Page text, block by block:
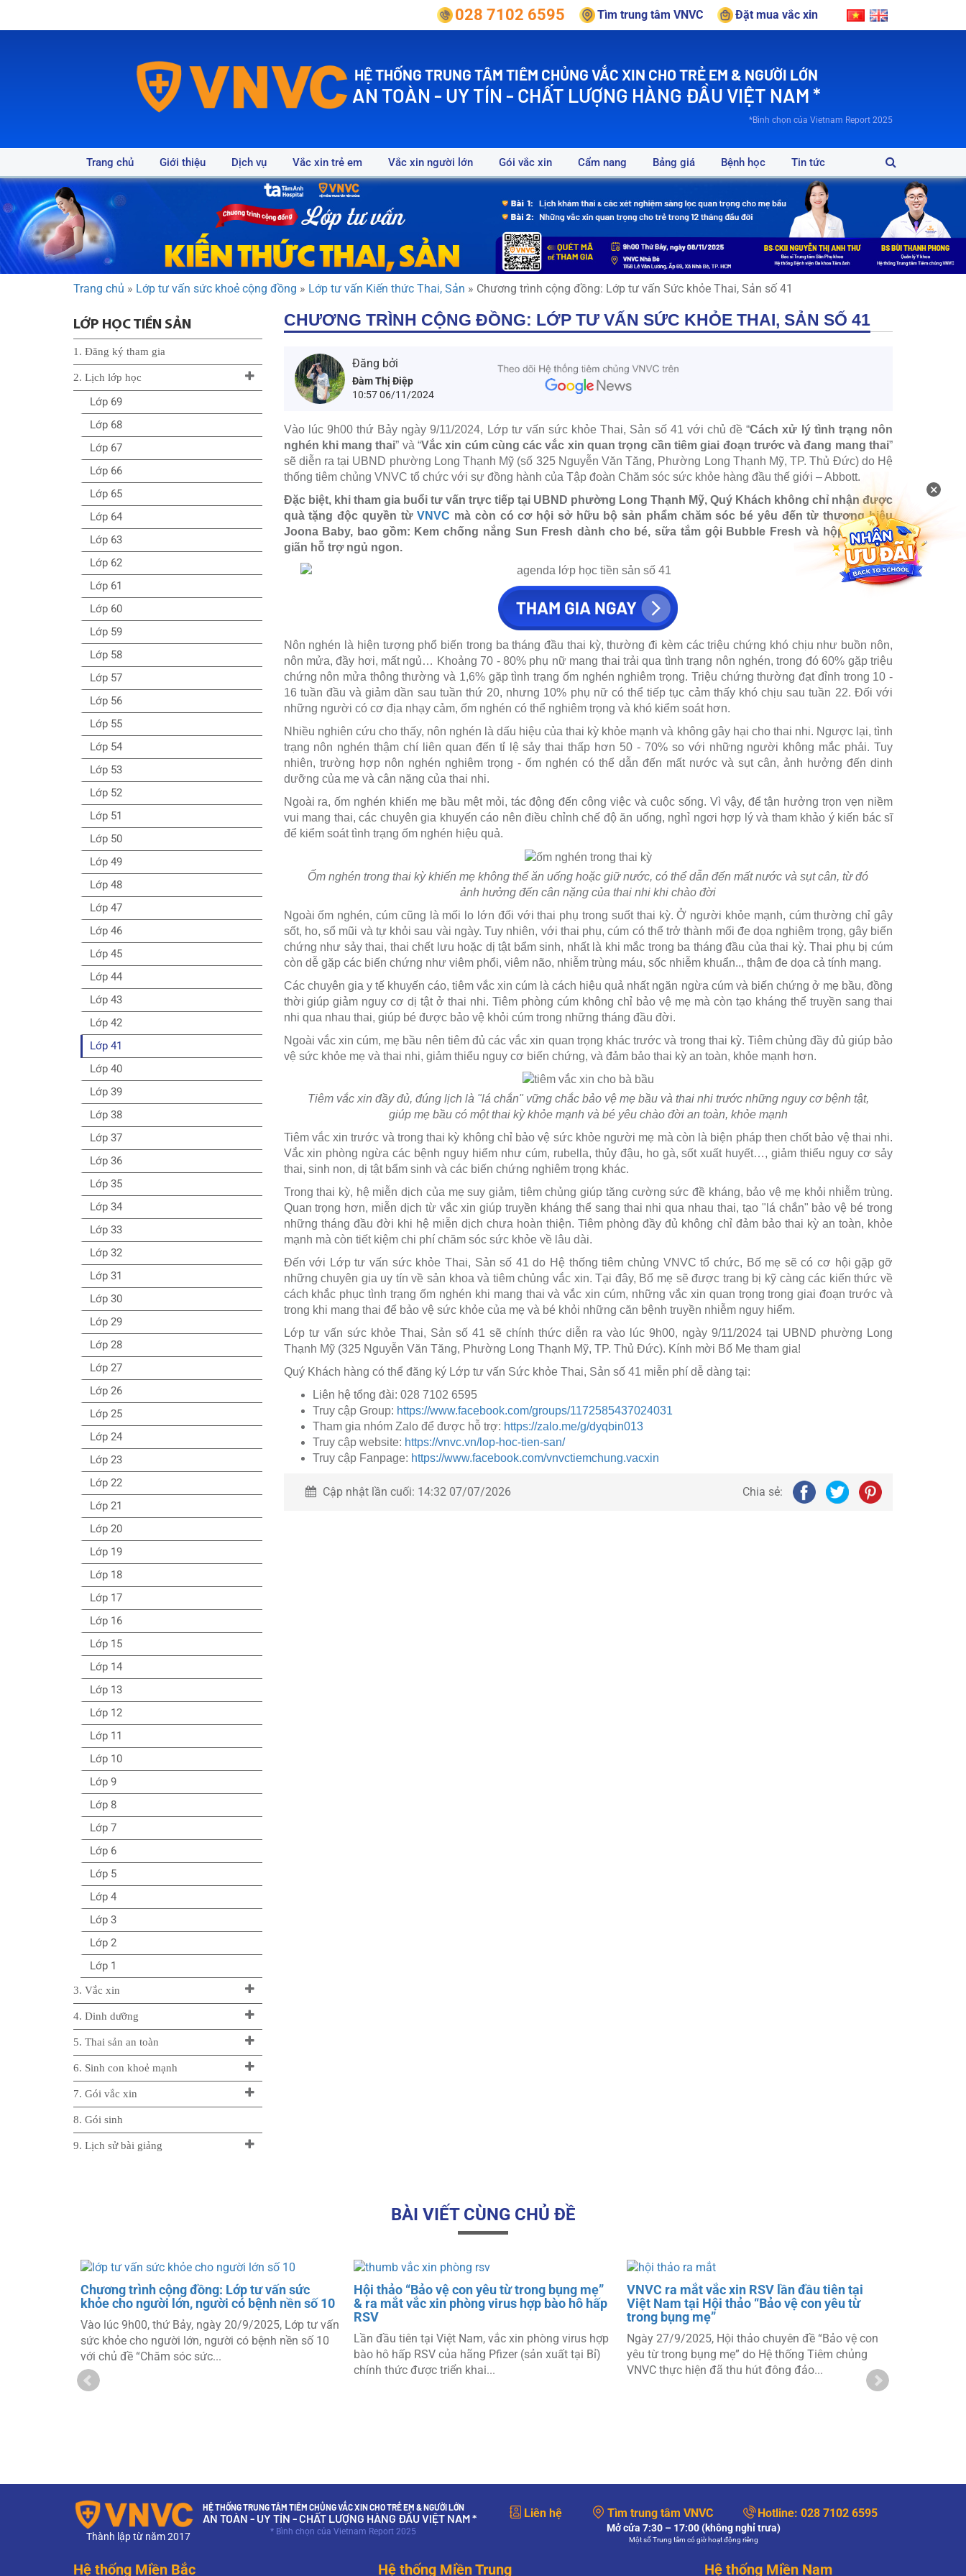
028 7102 6595 Tìm trung tâm VNVC Đặt mua vắc xin
HỆ THỐNG TRUNG TÂM TIÊM CHỦNG VẮC XIN CHO TRẺ EM & NGƯỜI LỚN
AN TOÀN - UY TÍN - CHẤT LƯỢNG HÀNG ĐẦU VIỆT NAM *
*Bình chọn của Vietnam Report 2025
Trang chủ Giới thiệu Dịch vụ Vắc xin trẻ em Vắc xin người lớn Gói vắc xin Cẩm nang Bảng giá Bệnh học Tin tức
Trang chủ » Lớp tư vấn sức khoẻ cộng đồng » Lớp tư vấn Kiến thức Thai, Sản » Chương trình cộng đồng: Lớp tư vấn Sức khỏe Thai, Sản số 41
LỚP HỌC TIỀN SẢN
1. Đăng ký tham gia
2. Lịch lớp học
Lớp 69
Lớp 68
Lớp 67
Lớp 66
Lớp 65
Lớp 64
Lớp 63
Lớp 62
Lớp 61
Lớp 60
Lớp 59
Lớp 58
Lớp 57
Lớp 56
Lớp 55
Lớp 54
Lớp 53
Lớp 52
Lớp 51
Lớp 50
Lớp 49
Lớp 48
Lớp 47
Lớp 46
Lớp 45
Lớp 44
Lớp 43
Lớp 42
Lớp 41
Lớp 40
Lớp 39
Lớp 38
Lớp 37
Lớp 36
Lớp 35
Lớp 34
Lớp 33
Lớp 32
Lớp 31
Lớp 30
Lớp 29
Lớp 28
Lớp 27
Lớp 26
Lớp 25
Lớp 24
Lớp 23
Lớp 22
Lớp 21
Lớp 20
Lớp 19
Lớp 18
Lớp 17
Lớp 16
Lớp 15
Lớp 14
Lớp 13
Lớp 12
Lớp 11
Lớp 10
Lớp 9
Lớp 8
Lớp 7
Lớp 6
Lớp 5
Lớp 4
Lớp 3
Lớp 2
Lớp 1
3. Vắc xin
4. Dinh dưỡng
5. Thai sản an toàn
6. Sinh con khoẻ mạnh
7. Gói vắc xin
8. Gói sinh
9. Lịch sử bài giảng
CHƯƠNG TRÌNH CỘNG ĐỒNG: LỚP TƯ VẤN SỨC KHỎE THAI, SẢN SỐ 41
Đăng bởi
Đàm Thị Điệp
10:57 06/11/2024
Vào lúc 9h00 thứ Bảy ngày 9/11/2024, Lớp tư vấn sức khỏe Thai, Sản số 41 với chủ đề “Cách xử lý tình trạng nôn
nghén khi mang thai” và “Vắc xin cúm cùng các vắc xin quan trọng cần tiêm giai đoạn trước và đang mang thai”
sẽ diễn ra tại UBND phường Long Thạnh Mỹ (số 325 Nguyễn Văn Tăng, Phường Long Thạnh Mỹ, TP. Thủ Đức) do Hệ
thống tiêm chủng VNVC tổ chức với sự đồng hành của Tập đoàn Chăm sóc sức khỏe hàng đầu thế giới – Abbott.
Đặc biệt, khi tham gia buổi tư vấn trực tiếp tại UBND phường Long Thạnh Mỹ, Quý Khách không chỉ nhận được
quà tặng độc quyền từVNVC mà còn có cơ hội sở hữu bộ sản phẩm chăm sóc bé yêu đến từ thương hiệu
Joona Baby, bao gồm: Kem chống nắng Sun Fresh dành cho bé, sữa tắm gội Bubble Fresh và hộp dán thư
giãn hỗ trợ ngủ ngon.
Nôn nghén là hiện tượng phổ biến trong ba tháng đầu thai kỳ, thường đi kèm các triệu chứng khó chịu như buồn nôn,
nôn mửa, đầy hơi, mất ngủ… Khoảng 70 - 80% phụ nữ mang thai trải qua tình trạng nôn nghén, trong đó 60% gặp triệu
chứng nôn mửa thông thường và 1,6% gặp tình trạng ốm nghén nghiêm trọng. Triệu chứng thường đạt đỉnh trong 10 -
16 tuần đầu và giảm dần sau tuần thứ 20, nhưng 10% phụ nữ có thể tiếp tục cảm thấy khó chịu sau tuần 22. Đối với
những người có cơ địa nhạy cảm, ốm nghén có thể nghiêm trọng và khó kiểm soát hơn.
Nhiều nghiên cứu cho thấy, nôn nghén là dấu hiệu của thai kỳ khỏe mạnh và không gây hại cho thai nhi. Ngược lại, tình
trạng nôn nghén thậm chí liên quan đến tỉ lệ sảy thai thấp hơn 50 - 70% so với những người không mắc phải. Tuy
nhiên, trường hợp nôn nghén nghiêm trọng - ốm nghén có thể dẫn đến mất nước và sụt cân, ảnh hưởng đến dinh
dưỡng của mẹ và cân nặng của thai nhi.
Ngoài ra, ốm nghén khiến mẹ bầu mệt mỏi, tác động đến công việc và cuộc sống. Vì vậy, để tận hưởng trọn vẹn niềm
vui mang thai, các chuyên gia khuyến cáo nên điều chỉnh chế độ ăn uống, nghỉ ngơi hợp lý và tham khảo ý kiến bác sĩ
để kiểm soát tình trạng ốm nghén hiệu quả.
Ốm nghén trong thai kỳ khiến mẹ không thể ăn uống hoặc giữ nước, có thể dẫn đến mất nước và sụt cân, từ đó
ảnh hưởng đến cân nặng của thai nhi khi chào đời
Ngoài ốm nghén, cúm cũng là mối lo lớn đối với thai phụ trong suốt thai kỳ. Ở người khỏe mạnh, cúm thường chỉ gây
sốt, ho, sổ mũi và tự khỏi sau vài ngày. Tuy nhiên, với thai phụ, cúm có thể trở thành mối đe dọa nghiêm trọng, gây biến
chứng như sảy thai, thai chết lưu hoặc dị tật bẩm sinh, nhất là khi mắc trong ba tháng đầu của thai kỳ. Thai phụ bị cúm
còn dễ gặp các biến chứng như viêm phổi, viêm não, nhiễm trùng máu, sốc nhiễm khuẩn.., thậm đe dọa cả tính mạng.
Các chuyên gia y tế khuyến cáo, tiêm vắc xin cúm là cách hiệu quả nhất ngăn ngừa cúm và biến chứng ở mẹ bầu, đồng
thời giúp giảm nguy cơ dị tật ở thai nhi. Tiêm phòng cúm không chỉ bảo vệ mẹ mà còn tạo kháng thể truyền sang thai
nhi qua nhau thai, giúp bé được bảo vệ khỏi cúm trong những tháng đầu đời.
Ngoài vắc xin cúm, mẹ bầu nên tiêm đủ các vắc xin quan trọng khác trước và trong thai kỳ. Tiêm chủng đầy đủ giúp bảo
vệ sức khỏe mẹ và thai nhi, giảm thiểu nguy cơ biến chứng, và đảm bảo thai kỳ an toàn, khỏe mạnh hơn.
Tiêm vắc xin đầy đủ, đúng lịch là "lá chắn" vững chắc bảo vệ mẹ bầu và thai nhi trước những nguy cơ bệnh tật,
giúp mẹ bầu có một thai kỳ khỏe mạnh và bé yêu chào đời an toàn, khỏe mạnh
Tiêm vắc xin trước và trong thai kỳ không chỉ bảo vệ sức khỏe người mẹ mà còn là biện pháp then chốt bảo vệ thai nhi.
Vắc xin phòng ngừa các bệnh nguy hiểm như cúm, rubella, thủy đậu, ho gà, sốt xuất huyết…, giảm thiểu nguy cơ sảy
thai, sinh non, dị tật bẩm sinh và các biến chứng nghiêm trọng khác.
Trong thai kỳ, hệ miễn dịch của mẹ suy giảm, tiêm chủng giúp tăng cường sức đề kháng, bảo vệ mẹ khỏi nhiễm trùng.
Quan trọng hơn, miễn dịch từ vắc xin giúp truyền kháng thể sang thai nhi qua nhau thai, tạo "lá chắn" bảo vệ bé trong
những tháng đầu đời khi hệ miễn dịch chưa hoàn thiện. Tiêm phòng đầy đủ không chỉ đảm bảo thai kỳ an toàn, khỏe
mạnh mà còn tiết kiệm chi phí chăm sóc sức khỏe về lâu dài.
Đến với Lớp tư vấn sức khỏe Thai, Sản số 41 do Hệ thống tiêm chủng VNVC tổ chức, Bố mẹ sẽ có cơ hội gặp gỡ
những chuyên gia uy tín về sản khoa và tiêm chủng vắc xin. Tại đây, Bố mẹ sẽ được trang bị kỹ càng các kiến thức về
cách khắc phục tình trạng ốm nghén khi mang thai và vắc xin cúm, những vắc xin quan trọng trong giai đoạn trước và
trong khi mang thai để bảo vệ sức khỏe của mẹ và bé khỏi những căn bệnh truyền nhiễm nguy hiểm.
Lớp tư vấn sức khỏe Thai, Sản số 41 sẽ chính thức diễn ra vào lúc 9h00, ngày 9/11/2024 tại UBND phường Long
Thạnh Mỹ (325 Nguyễn Văn Tăng, Phường Long Thạnh Mỹ, TP. Thủ Đức). Kính mời Bố Mẹ tham gia!
Quý Khách hàng có thể đăng ký Lớp tư vấn Sức khỏe Thai, Sản số 41 miễn phí dễ dàng tại:
Liên hệ tổng đài: 028 7102 6595
Truy cập Group: https://www.facebook.com/groups/1172585437024031
Tham gia nhóm Zalo để được hỗ trợ: https://zalo.me/g/dyqbin013
Truy cập website: https://vnvc.vn/lop-hoc-tien-san/
Truy cập Fanpage: https://www.facebook.com/vnvctiemchung.vacxin
Cập nhật lần cuối: 14:32 07/07/2026 Chia sẻ:
BÀI VIẾT CÙNG CHỦ ĐỀ
Chương trình cộng đồng: Lớp tư vấn sức
khỏe cho người lớn, người có bệnh nền số 10
Vào lúc 9h00, thứ Bảy, ngày 20/9/2025, Lớp tư vấn
sức khỏe cho người lớn, người có bệnh nền số 10
với chủ đề “Chăm sóc sức...
Hội thảo “Bảo vệ con yêu từ trong bụng mẹ”
& ra mắt vắc xin phòng virus hợp bào hô hấp
RSV
Lần đầu tiên tại Việt Nam, vắc xin phòng virus hợp
bào hô hấp RSV của hãng Pfizer (sản xuất tại Bỉ)
chính thức được triển khai...
VNVC ra mắt vắc xin RSV lần đầu tiên tại
Việt Nam tại Hội thảo “Bảo vệ con yêu từ
trong bụng mẹ”
Ngày 27/9/2025, Hội thảo chuyên đề “Bảo vệ con
yêu từ trong bụng mẹ” do Hệ thống Tiêm chủng
VNVC thực hiện đã thu hút đông đảo...
Thành lập từ năm 2017
HỆ THỐNG TRUNG TÂM TIÊM CHỦNG VẮC XIN CHO TRẺ EM & NGƯỜI LỚN
AN TOÀN - UY TÍN - CHẤT LƯỢNG HÀNG ĐẦU VIỆT NAM *
* Bình chọn của Vietnam Report 2025
Liên hệ Tìm trung tâm VNVC Hotline: 028 7102 6595
Mở cửa 7:30 – 17:00 (không nghỉ trưa)
Một số Trung tâm có giờ hoạt động riêng
Hệ thống Miền Bắc Hệ thống Miền Trung Hệ thống Miền Nam
×